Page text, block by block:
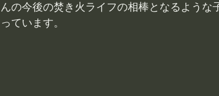
んの今後の焚き火ライフの相棒となるよう
っています。